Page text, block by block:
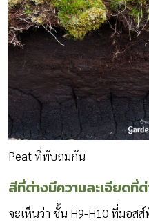
Peat ที่ทับถมกัน
สีที่ต่างมีความละเอียดที่
จะเห็นว่า ชั้น H9-H10 ที่มอส